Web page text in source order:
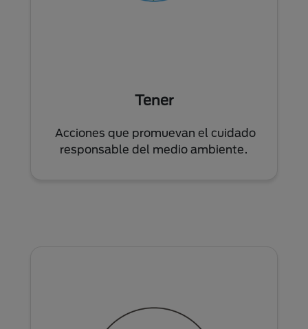
Tener
Acciones que promuevan el cuidado
responsable del medio ambiente.